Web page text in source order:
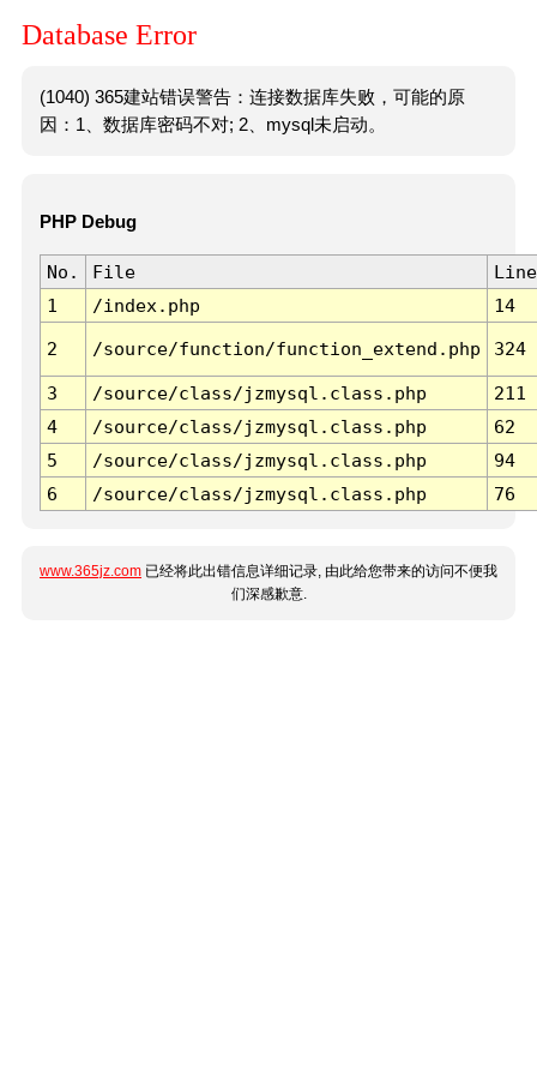
Database Error
(1040) 365建站错误警告：连接数据库失败，可能的原
因：1、数据库密码不对; 2、mysql未启动。
PHP Debug
No. File
Line
1
/index.php 14
2 /source/function/function_extend.php 324
3 /source/class/jzmysql.class.php
211
4
/source/class/jzmysql.class.php
62
5
/source/class/jzmysql.class.php
94
6
/source/class/jzmysql.class.php 76
www.365jz.com 已经将此出错信息详细记录, 由此给您带来的访问不便我
们深感歉意.